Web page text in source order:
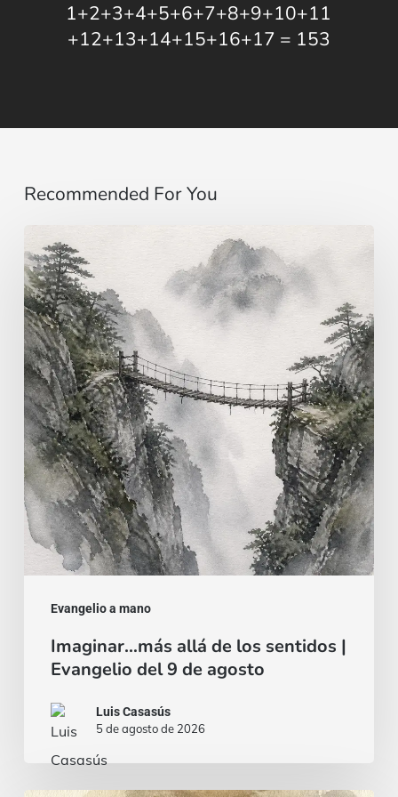
1+2+3+4+5+6+7+8+9+10+11
+12+13+14+15+16+17 = 153
Recommended For You
Evangelio a mano
Imaginar…
más
allá
de
los
sentidos
|
Evangelio
del
9
de
agosto
Imaginar…más allá de los sentidos |
Evangelio del 9 de agosto
Luis Casasús
5 de agosto de 2026